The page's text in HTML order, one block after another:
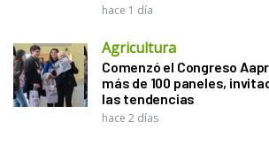
hace 1 día
Agricultura
Comenzó el Congreso
más de 100 paneles,
las tendencias
hace 2 días